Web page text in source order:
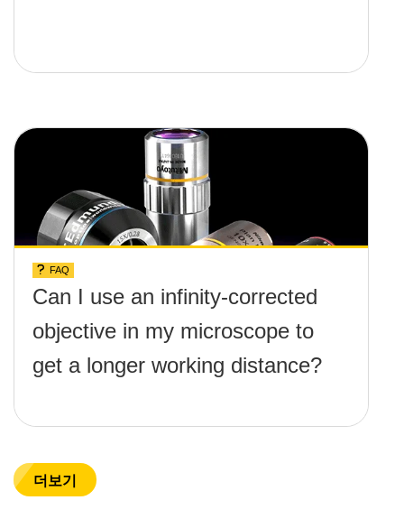
FAQ
Can I use an infinity-corrected
objective in my microscope to
get a longer working distance?
더보기